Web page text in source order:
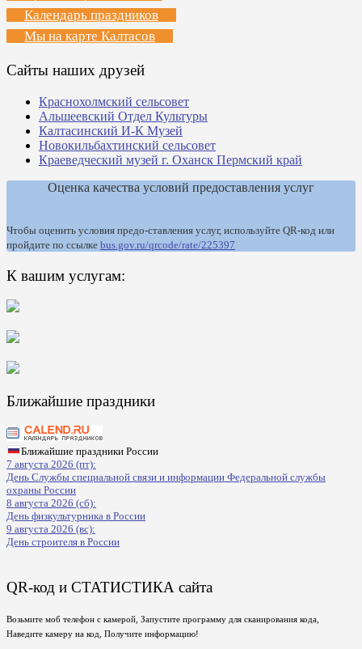
Календарь праздников
Мы на карте Калтасов
Сайты наших друзей
Краснохолмский сельсовет
Альшеевский Отдел Культуры
Калтасинский И-К Музей
Новокильбахтинский сельсовет
Краеведческий музей г. Оханск Пермский край
Оценка качества условий предоставления услуг
Чтобы оценить условия предо-ставления услуг, используйте QR-код или
пройдите по ссылке bus.gov.ru/qrcode/rate/225397
К вашим услугам:
Ближайшие праздники
Ближайшие праздники России
7 августа 2026 (пт):
День Службы специальной связи и информации Федеральной службы
охраны России
8 августа 2026 (сб):
День физкультурника в России
9 августа 2026 (вс):
День строителя в России
QR-код и СТАТИСТИКА сайта
Возьмите моб телефон с камерой, Запустите программу для сканирования кода,
Наведите камеру на код, Получите информацию!